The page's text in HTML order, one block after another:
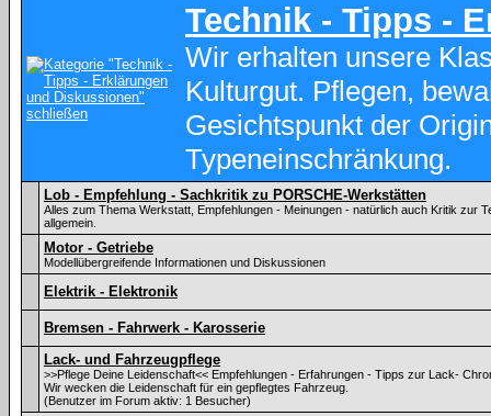
Technik - Tipps -
Wir erhalten unsere
Kulturgut. Pflegen,
Gesichtspunkt der
Typeneinschränkung.
Lob - Empfehlung - Sachkritik zu PORSCHE-Werkstätten
Alles zum Thema Werkstatt, Empfehlungen - Meinungen - natürlich auch Kritik zur
allgemein.
Motor - Getriebe
Modellübergreifende Informationen und Diskussionen
Elektrik - Elektronik
Bremsen - Fahrwerk - Karosserie
Lack- und Fahrzeugpflege
>>Pflege Deine Leidenschaft<< Empfehlungen - Erfahrungen - Tipps zur Lack-
Wir wecken die Leidenschaft für ein gepflegtes Fahrzeug.
(Benutzer im Forum aktiv: 1 Besucher)